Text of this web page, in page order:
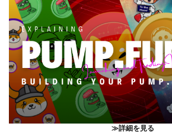
≫詳細を見る